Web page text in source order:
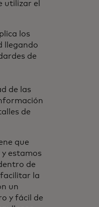
utilizar el
los
llegando
de
de las
de
que
estamos
de
facilitar la
un
y fácil de